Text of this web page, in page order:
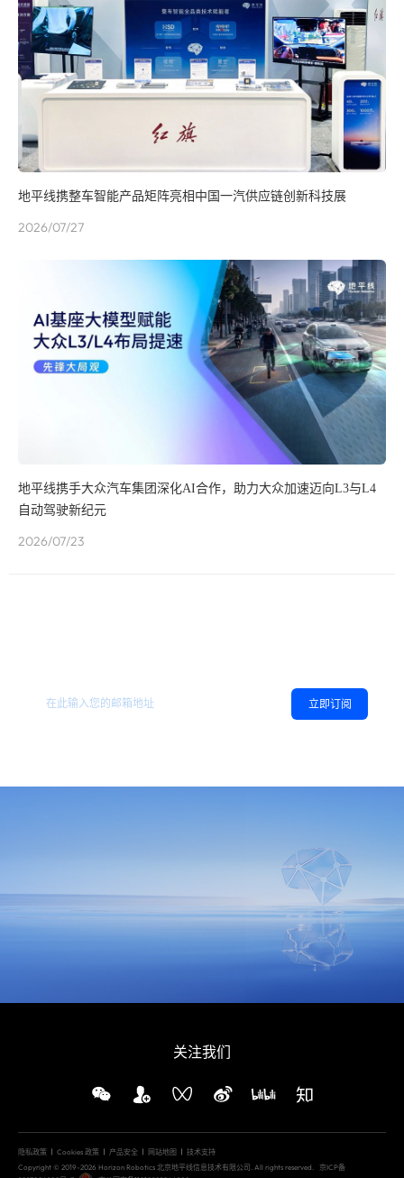
地平线携整车智能产品矩阵亮相中国一汽供应链创新科技展
2026/07/27
地平线携手大众汽车集团深化AI合作，助力大众加速迈向L3与L4
自动驾驶新纪元
2026/07/23
立即订阅
关注我们
Copyright © 2019-2026 Horizon Robotics 北京地平线信息技术有限公司. All rights reserved. 京ICP备
隐私政策 Cookies 政策 产品安全 网站地图 技术支持